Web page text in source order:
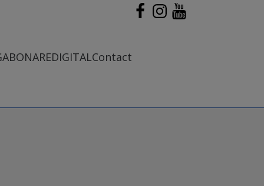
ABONAREDIGITALContact